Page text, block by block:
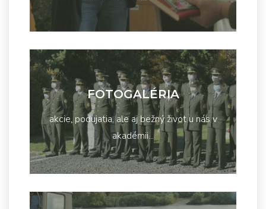
FOTOGALÉRIA
akcie, podujatia, ale aj bežný život u nás v
akadémii...